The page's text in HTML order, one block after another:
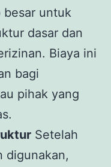
besar untuk
dasar dan
Biaya ini
bagi
pihak yang
Setelah
digunakan,